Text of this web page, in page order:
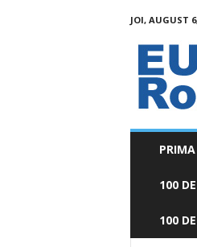
JOI, AUGUST
aleg
România
100
100